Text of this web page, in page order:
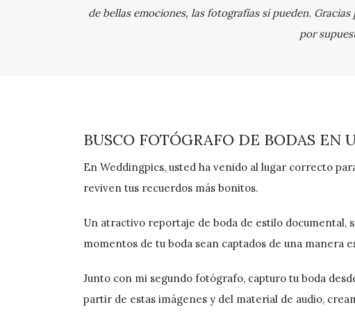
de bellas emociones, las fotografías sí pueden.
por
BUSCO FOTÓGRAFO DE BODAS EN
En Weddingpics, usted ha venido al lugar correcto
reviven tus recuerdos más bonitos.
Un atractivo reportaje de boda de estilo documental,
momentos de tu boda sean captados de una manera
Junto con mi segundo fotógrafo, capturo tu boda
partir de estas imágenes y del material de audio,